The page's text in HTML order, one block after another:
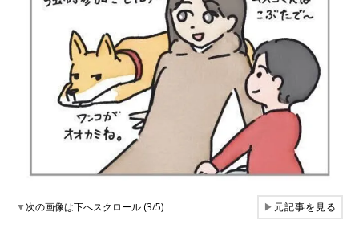
▼次の画像は下へスクロール (3/5) ▶元記事を見る